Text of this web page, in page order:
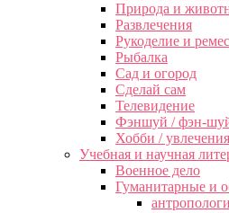
Природа и
Развлечения
Рукоделие и
Рыбалка
Сад и огород
Сделай сам
Телевидение
Фэншуй / фэн-
Хобби / увлечения
Учебная и научная
Военное дело
Гуманитарные и